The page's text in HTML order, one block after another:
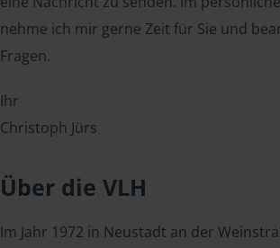
nehme ich mir gerne Zeit für Sie und
Fragen.
Ihr
Christoph Jürs
Über die VLH
Im Jahr 1972 in Neustadt an der